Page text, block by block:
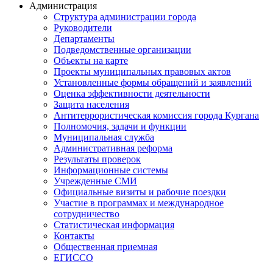
Администрация
Структура администрации города
Руководители
Департаменты
Подведомственные организации
Объекты на карте
Проекты муниципальных правовых актов
Установленные формы обращений и заявлений
Оценка эффективности деятельности
Защита населения
Антитеррористическая комиссия города Кургана
Полномочия, задачи и функции
Муниципальная служба
Административная реформа
Результаты проверок
Информационные системы
Учрежденные СМИ
Официальные визиты и рабочие поездки
Участие в программах и международное
сотрудничество
Статистическая информация
Контакты
Общественная приемная
ЕГИССО